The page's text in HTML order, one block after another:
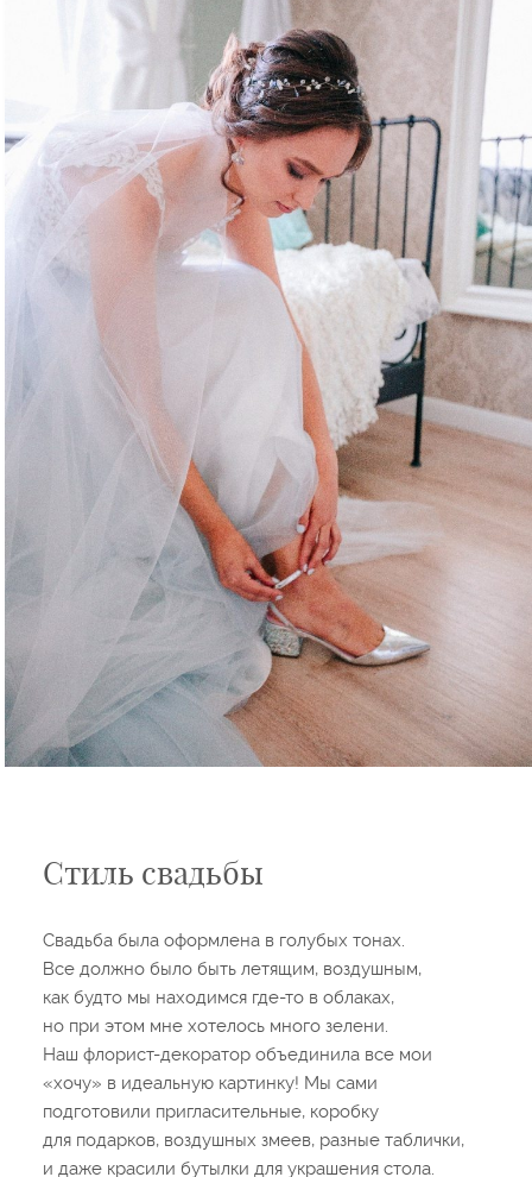
Стиль свадьбы
Свадьба была оформлена в голубых тонах.
Все должно было быть летящим, воздушным,
как будто мы находимся где-то в облаках,
но при этом мне хотелось много зелени.
Наш флорист-декоратор объединила все мои
«хочу» в идеальную картинку! Мы сами
подготовили пригласительные, коробку
для подарков, воздушных змеев, разные таблички,
и даже красили бутылки для украшения стола.